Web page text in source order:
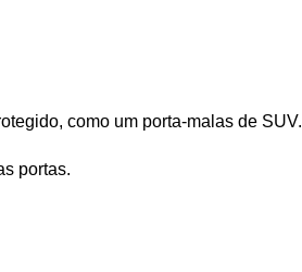
como um porta-malas de SUV.
portas.